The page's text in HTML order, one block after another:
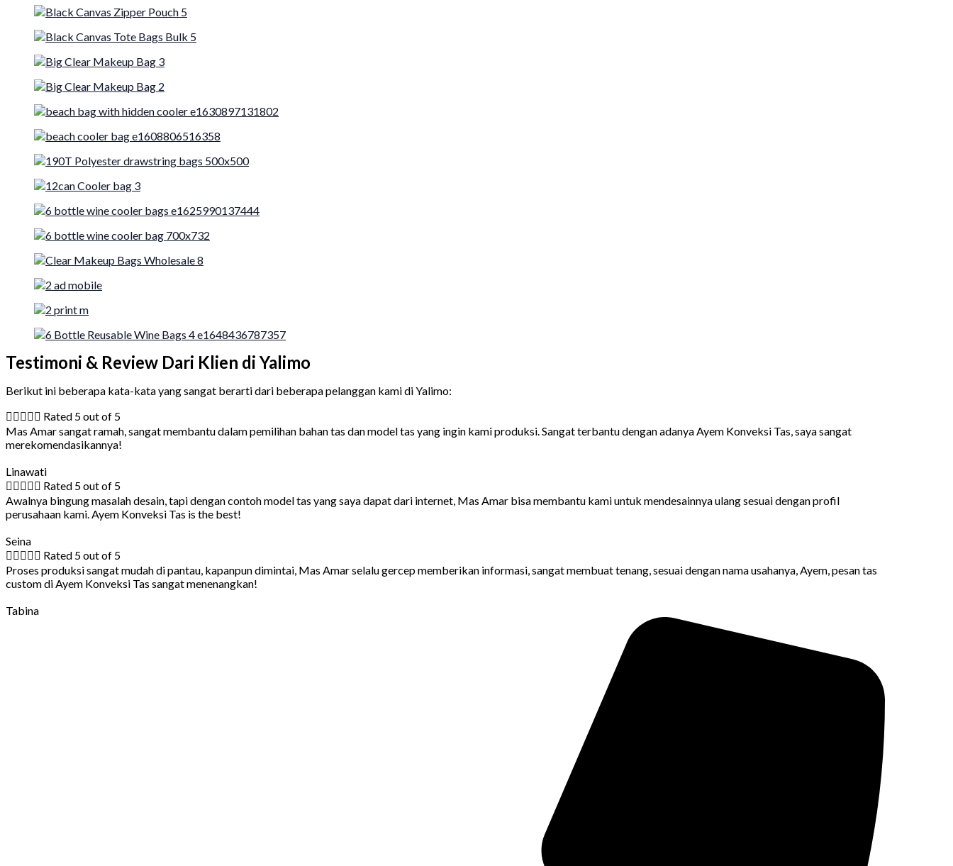
Testimoni & Review Dari Klien di Yalimo
Berikut ini beberapa kata-kata yang sangat berarti dari beberapa pelanggan kami di Yalimo:
 Rated 5 out of 5
Mas Amar sangat ramah, sangat membantu dalam pemilihan bahan tas dan model tas yang ingin kami produksi. Sangat terbantu dengan adanya Ayem Konveksi Tas, saya sangat
merekomendasikannya!
Linawati
 Rated 5 out of 5
Awalnya bingung masalah desain, tapi dengan contoh model tas yang saya dapat dari internet, Mas Amar bisa membantu kami untuk mendesainnya ulang sesuai dengan profil
perusahaan kami. Ayem Konveksi Tas is the best!
Seina
 Rated 5 out of 5
Proses produksi sangat mudah di pantau, kapanpun dimintai, Mas Amar selalu gercep memberikan informasi, sangat membuat tenang, sesuai dengan nama usahanya, Ayem, pesan tas
custom di Ayem Konveksi Tas sangat menenangkan!
Tabina